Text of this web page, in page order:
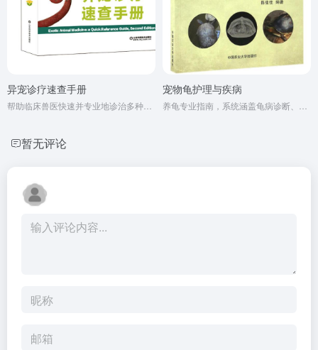
异宠诊疗速查手册 宠物龟护理与疾病
暂无评论